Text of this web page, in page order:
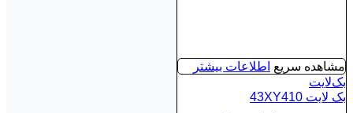
مشاهده سریع اطلاعات بیشتر
بک‌لایت
بک لايت 43XY410